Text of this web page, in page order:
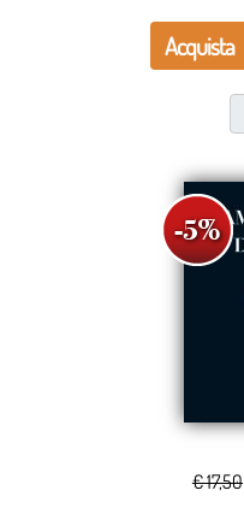
Acquista
€ 17,50